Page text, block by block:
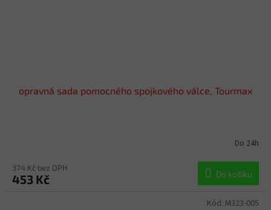
opravná sada pomocného spojkového válce, Tourmax
Do 24h
374 Kč bez DPH
453 Kč Do košíku
Kód: M323-005